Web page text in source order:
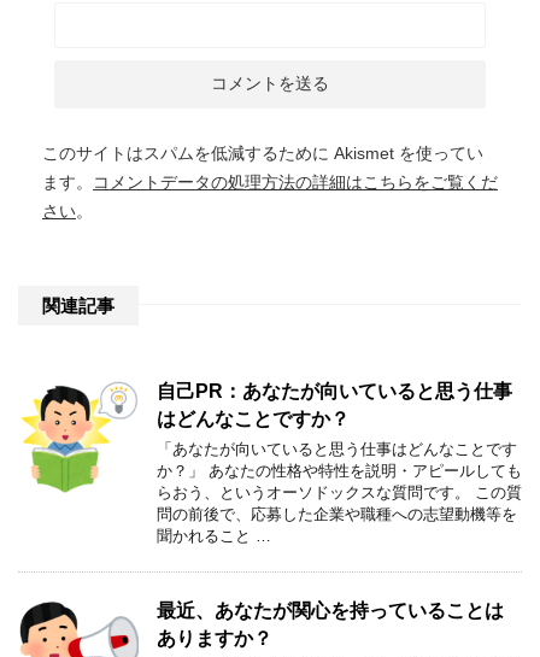
このサイトはスパムを低減するために Akismet を使ってい
ます。
コメントデータの処理方法の詳細はこちらをご覧くだ
さい。
関連記事
自己PR：あなたが向いていると思う仕事
はどんなことですか？
「あなたが向いていると思う仕事はどんなことです
か？」 あなたの性格や特性を説明・アピールしても
らおう、というオーソドックスな質問です。 この質
問の前後で、応募した企業や職種への志望動機等を
聞かれること …
最近、あなたが関心を持っていることは
ありますか？